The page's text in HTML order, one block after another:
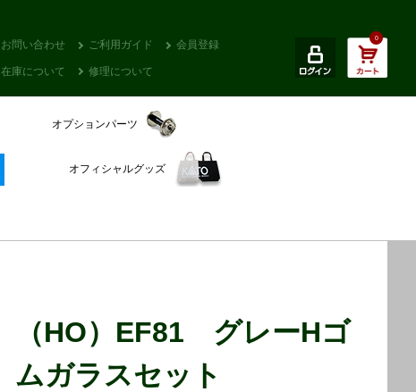
お問い合わせ ご利用ガイド 会員登録
在庫について 修理について
0
オプションパーツ
オフィシャルグッズ
（HO）EF81 グレーHゴ
ムガラスセット